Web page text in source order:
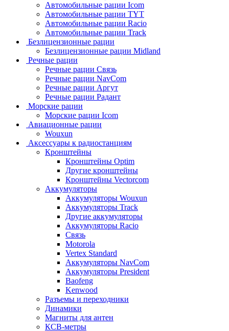
Автомобильные рации Icom
Автомобильные рации TYT
Автомобильные рации Racio
Автомобильные рации Track
Безлицензионные рации
Безлицензионные рации Midland
Речные рации
Речные рации Связь
Речные рации NavCom
Речные рации Аргут
Речные рации Радант
Морские рации
Морские рации Icom
Авиационные рации
Wouxun
Аксессуары к радиостанциям
Кронштейны
Кронштейны Optim
Другие кронштейны
Кронштейны Vectorcom
Аккумуляторы
Аккумуляторы Wouxun
Аккумуляторы Track
Другие аккумуляторы
Аккумуляторы Racio
Связь
Motorola
Vertex Standard
Аккумуляторы NavCom
Аккумуляторы President
Baofeng
Kenwood
Разъемы и переходники
Динамики
Магниты для антен
КСВ-метры